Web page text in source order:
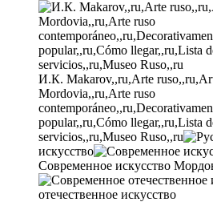
И.К. Makarov,,ru,Arte
Mordovia,,ru,Arte ruso
popular,,ru,Cómo llegar,,ru,Lista
servicios,,ru,Museo Ruso,,ru
искусство
Современное искусство
отечественное искусство